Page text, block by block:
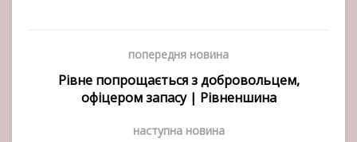
попередня новина
Рівне попрощається з добровольцем,
офіцером запасу | Рівненшина
наступна новина